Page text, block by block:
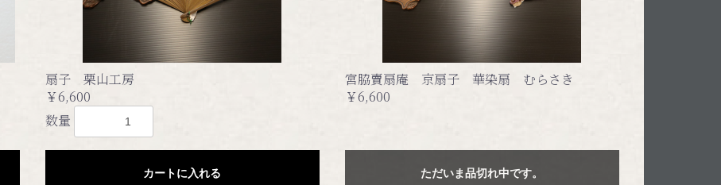
扇子 栗山工房
￥6,600
数量
カートに入れる
宮脇賣扇庵 京扇子 華染扇 むらさき
￥6,600
ただいま品切れ中です。